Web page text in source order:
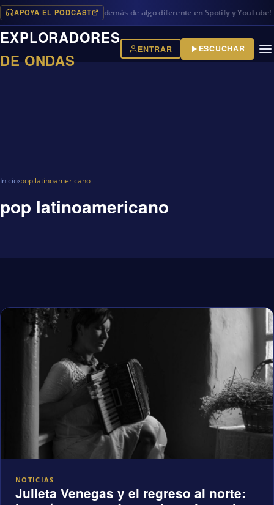
APOYA EL PODCAST
programas en iVoox, además de algo diferente en Spotify y YouTube!
EXPLORADORES
DE ONDAS
ENTRAR ESCUCHAR
Inicio›pop latinoamericano
pop latinoamericano
NOTICIAS
Julieta Venegas y el regreso al norte: